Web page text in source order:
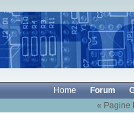
Home Forum
« Pagine